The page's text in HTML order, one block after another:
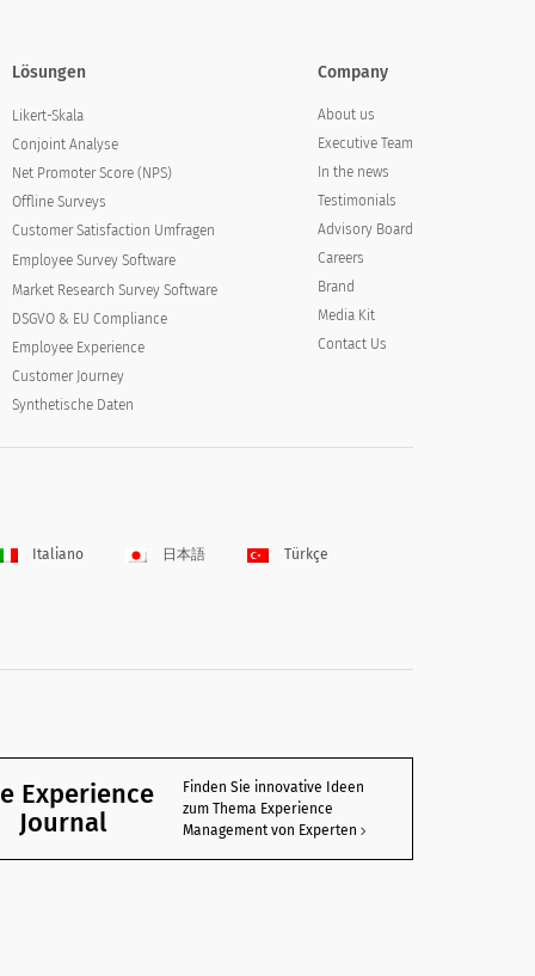
Lösungen
Likert-Skala
Conjoint Analyse
Net Promoter Score (NPS)
Offline Surveys
Customer Satisfaction Umfragen
Employee Survey Software
Market Research Survey Software
DSGVO & EU Compliance
Employee Experience
Customer Journey
Synthetische Daten
Company
About us
Executive Team
In the news
Testimonials
Advisory Board
Careers
Brand
Media Kit
Contact Us
Italiano 日本語 Türkçe
Experience
Journal
Finden Sie innovative Ideen
zum Thema Experience
Management von Experten